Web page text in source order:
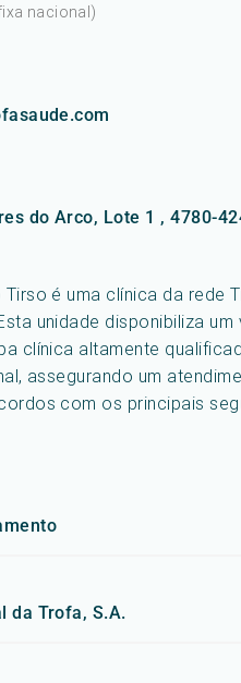
nacional)
do Arco, Lote 1 , 4780-
Tirso é uma clínica da
unidade disponibiliza
clínica altamente
assegurando um
com os principais
da Trofa, S.A.